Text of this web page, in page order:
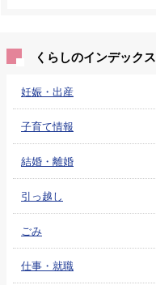
くらしのインデックス
妊娠・出産
子育て情報
結婚・離婚
引っ越し
ごみ
仕事・就職